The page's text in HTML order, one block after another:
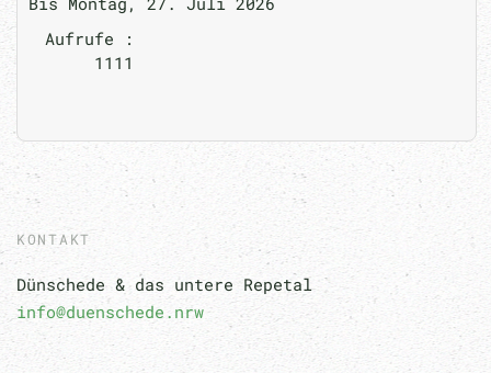
Aufrufe :
1111
KONTAKT
Dünschede & das untere Repetal
info@duenschede.nrw